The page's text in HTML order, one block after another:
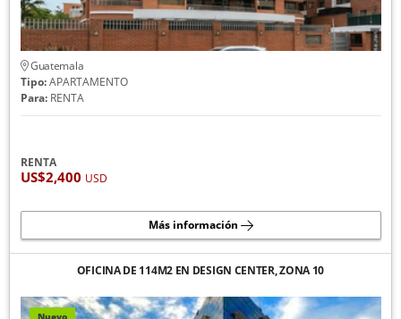
Guatemala
Tipo:APARTAMENTO
Para:RENTA
RENTA
US$2,400 USD
Más información
OFICINA DE 114M2 EN DESIGN CENTER, ZONA 10